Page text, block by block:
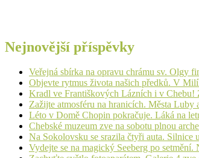
Nejnovější příspěvky
Veřejná sbírka na opravu chrámu sv. Olgy
Objevte rytmus života našich předků. V
Kradl ve Františkových Lázních i v
Zažijte atmosféru na hranicích. Města
Léto v Domě Chopin pokračuje. Láká na
Chebské muzeum zve na sobotu plnou
Na Sokolovsku se srazila čtyři auta. Silnice
Vydejte se na magický Seeberg po